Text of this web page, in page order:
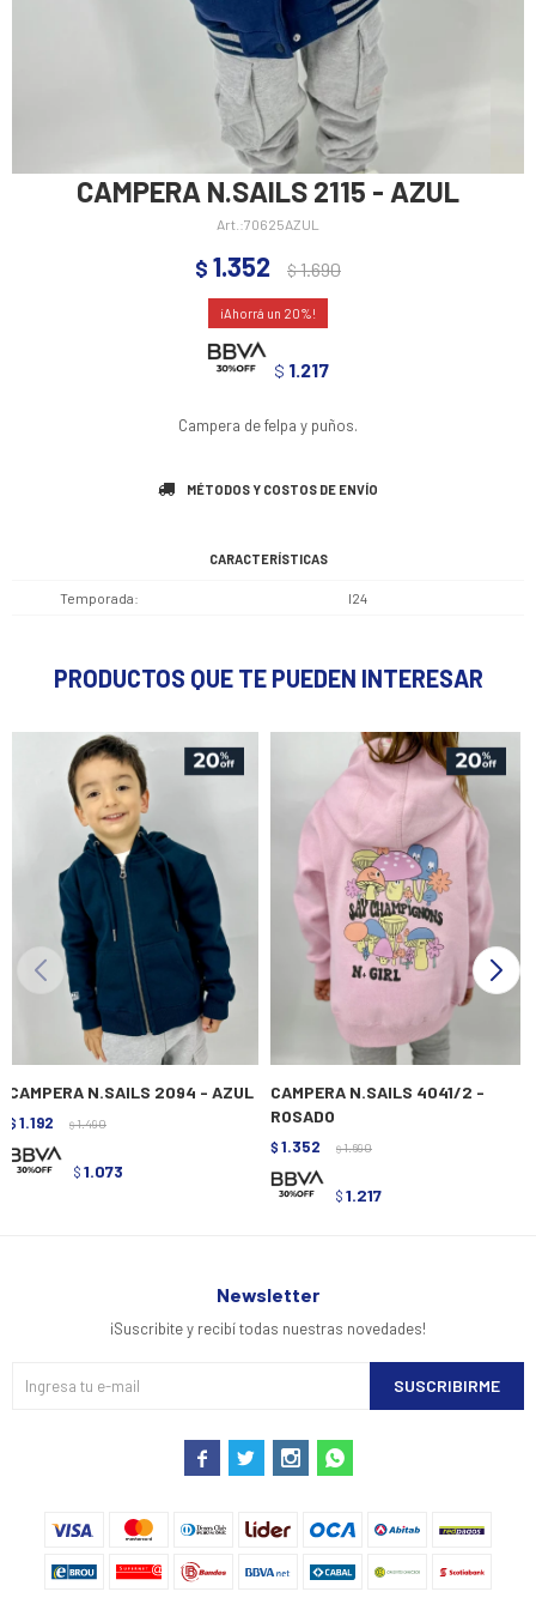
CAMPERA N.SAILS 2115 - AZUL
70625AZUL
$ 1.352 $1.690
20
$ 1.217
Campera de felpa y puños.
MÉTODOS Y COSTOS DE ENVÍO
CARACTERÍSTICAS
Temporada I24
PRODUCTOS QUE TE PUEDEN INTERESAR
CAMPERA N.SAILS 2094 - AZUL
$ 1.192 $ 1.490
$ 1.073
CAMPERA N.SAILS 4041/2 -
ROSADO
$ 1.352 $ 1.690
$ 1.217
Newsletter
¡Suscribite y recibí todas nuestras novedades!
SUSCRIBIRME
   